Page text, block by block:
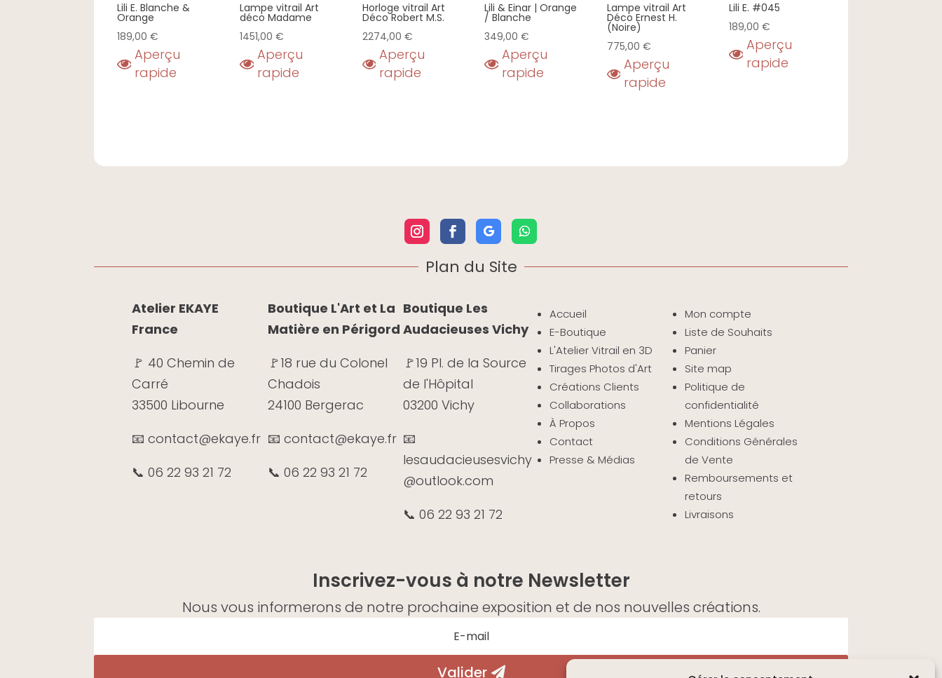
Lili E. Blanche &
Orange
189,00€
Aperçu
rapide
Lampe vitrail Art
déco Madame
1451,00 €
Aperçu
rapide
Horloge vitrail Art
Déco Robert M.S.
2274,00 €
Aperçu
rapide
Lili & Einar | Orange
/ Blanche
349,00€
Aperçu
rapide
Lampe vitrail Art
Déco Ernest H.
(Noire)
775,00 €
Aperçu
rapide
Lili E. #045
189,00€
Aperçu
rapide
Plan du Site
Atelier EKAYE
France
🚩 40 Chemin de
Carré
33500 Libourne
📧 contact@ekaye.fr
📞 06 22 93 21 72
Boutique L'Art et La
Matière en Périgord
🚩18 rue du Colonel
Chadois
24100 Bergerac
📧 contact@ekaye.fr
📞 06 22 93 21 72
Boutique Les
Audacieuses Vichy
🚩19 Pl. de la Source
de l'Hôpital
03200 Vichy
📧
lesaudacieusesvichy
@outlook.com
📞 06 22 93 21 72
Accueil
E-Boutique
L'Atelier Vitrail en 3D
Tirages Photos d'Art
Créations Clients
Collaborations
À Propos
Contact
Presse & Médias
Mon compte
Liste de Souhaits
Panier
Site map
Politique de
confidentialité
Mentions Légales
Conditions Générales
de Vente
Remboursements et
retours
Livraisons
Inscrivez-vous à notre Newsletter
Nous vous informerons de notre prochaine exposition et de nos nouvelles créations.
Valider